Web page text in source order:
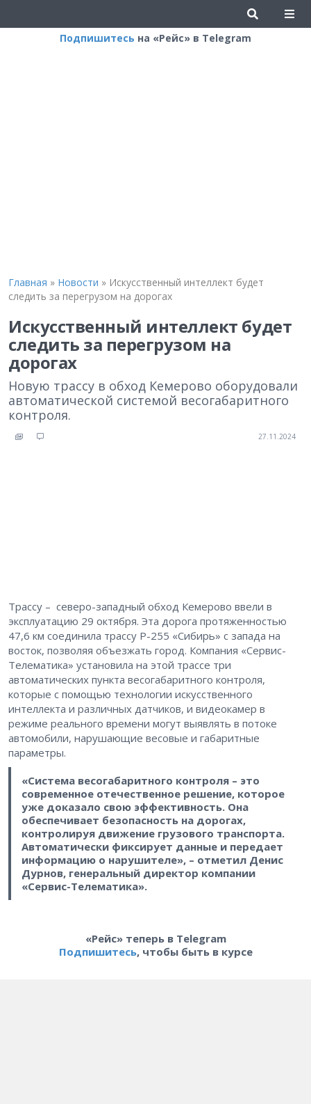
Подпишитесь на «Рейс» в Telegram
Главная » Новости » Искусственный интеллект будет
следить за перегрузом на дорогах
Искусственный интеллект будет
следить за перегрузом на
дорогах
Новую трассу в обход Кемерово оборудовали
автоматической системой весогабаритного
контроля.
27.11.2024
Трассу – северо-западный обход Кемерово ввели в
эксплуатацию 29 октября. Эта дорога протяженностью
47,6 км соединила трассу Р-255 «Сибирь» с запада на
восток, позволяя объезжать город. Компания «Сервис-
Телематика» установила на этой трассе три
автоматических пункта весогабаритного контроля,
которые с помощью технологии искусственного
интеллекта и различных датчиков, и видеокамер в
режиме реального времени могут выявлять в потоке
автомобили, нарушающие весовые и габаритные
параметры.
«Система весогабаритного контроля – это
современное отечественное решение, которое
уже доказало свою эффективность. Она
обеспечивает безопасность на дорогах,
контролируя движение грузового транспорта.
Автоматически фиксирует данные и передает
информацию о нарушителе», – отметил Денис
Дурнов, генеральный директор компании
«Сервис-Телематика».
«Рейс» теперь в Telegram
Подпишитесь, чтобы быть в курсе